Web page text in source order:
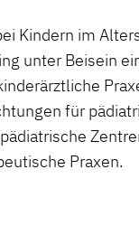
Kindern im
unter Beisein
für
Praxen.